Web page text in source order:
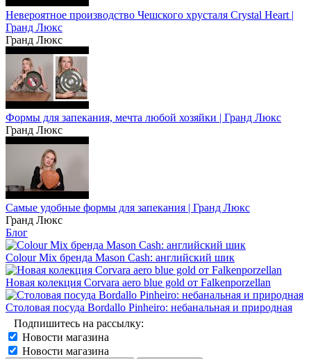
Невероятное производство Чешского хрусталя Crystal Heart |
Гранд Люкс
Гранд Люкс
Формы для запекания, мечта любой хозяйки | Гранд Люкс
Гранд Люкс
Самые удобные формы для запекания | Гранд Люкс
Гранд Люкс
Блог
Colour Mix бренда Mason Cash: английский шик
Новая колекция Corvara aero blue gold от Falkenporzellan
Столовая посуда Bordallo Pinheiro: небанальная и природная
Подпишитесь на рассылку:
Новости магазина
Новости магазина